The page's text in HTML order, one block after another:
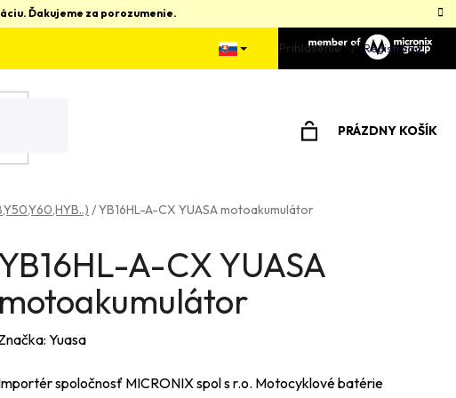
Ďakujeme za porozumenie.
Prihlásenie Registrácia
PRÁZDNY KOŠÍK
/YB16HL-A-CX YUASA motoakumulátor
A-CX YUASA
motoakumulátor
Yuasa
spoločnosť MICRONIX spol s r.o. Motocyklové batérie